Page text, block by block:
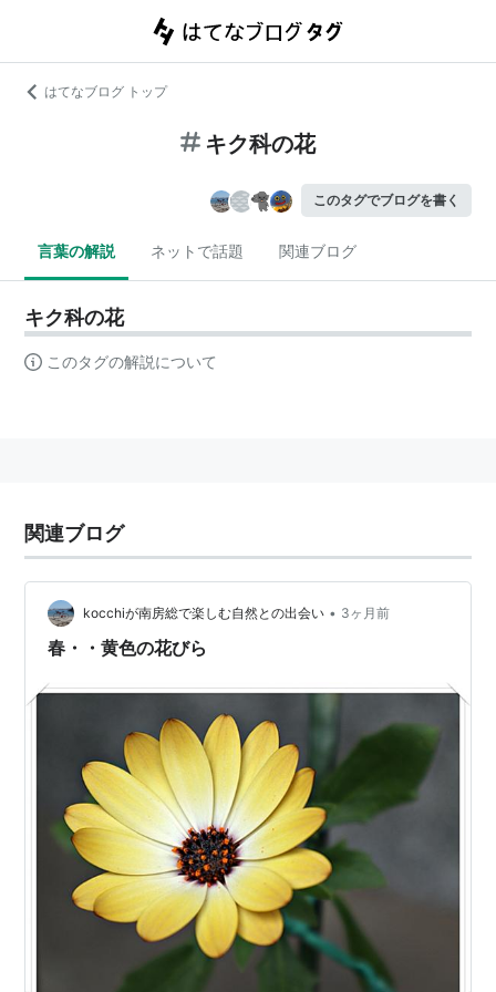
はてなブログ トップ
キク科の花
このタグでブログを書く
言葉の解説 ネットで話題 関連ブログ
キク科の花
このタグの解説について
関連ブログ
kocchiが南房総で楽しむ自然との出会い • 3ヶ月前
春・・黄色の花びら